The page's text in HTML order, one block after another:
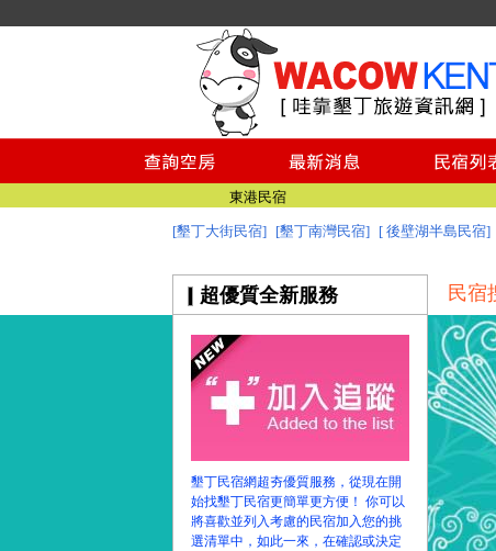
墾丁民宿
墾丁民宿空房查詢
墾丁民宿推薦
台南民宿
東港民宿
墾丁民宿
墾丁民宿空房查詢
墾丁民宿推薦
台南民宿
東港民宿
[墾丁大街民宿] [墾丁南灣民宿] [ 後壁湖半島民宿]
超優質全新服務
墾丁民宿網超夯優質服務，從現在開
始找墾丁民宿更簡單更方便！ 你可以
將喜歡並列入考慮的民宿加入您的挑
選清單中，如此一來，在確認或決定
民宿